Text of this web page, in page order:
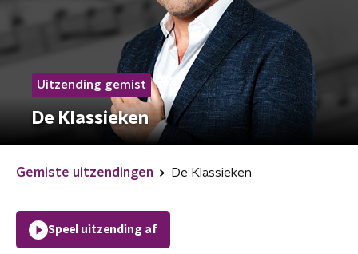
Uitzending gemist
De Klassieken
Gemiste uitzendingen De Klassieken
Speel uitzending af